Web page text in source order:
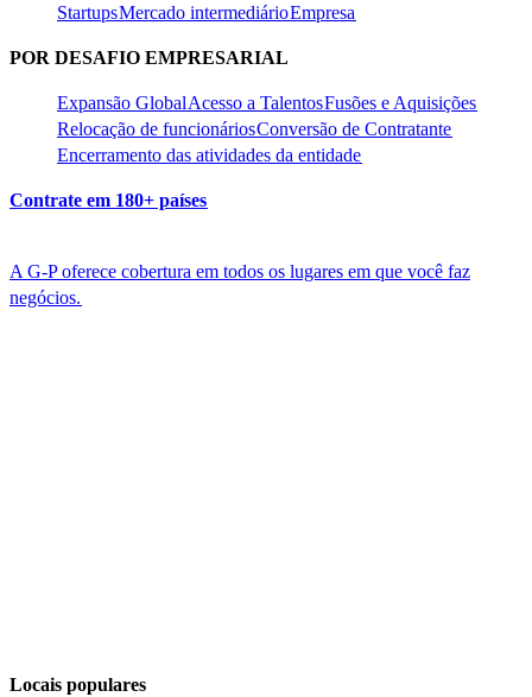
Startups​​Mercado intermediário​​Empresa​​
POR DESAFIO EMPRESARIAL​​
Expansão Global​​Acesso a Talentos​​Fusões e Aquisições​​
Relocação de funcionários​​Conversão de Contratante​​
Encerramento das atividades da entidade​​
Contrate em 180+ países​​
A G-P oferece cobertura em todos os lugares em que você faz
negócios.​​
Locais populares​​